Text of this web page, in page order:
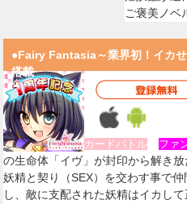
ご褒美ノベ
●Fairy Fantasia～業界初！イカ
搭載
カードバトル ファ
の生命体「イヴ」が封印から解き放
妖精と契り（SEX）を交わす事で仲
し、敵に支配された妖精はイカし